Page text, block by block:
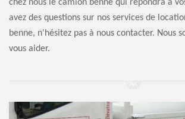
chez nous le camion benne qui répondra à
avez des questions sur nos services de
benne, n'hésitez pas à nous contacter. Nous
vous aider.